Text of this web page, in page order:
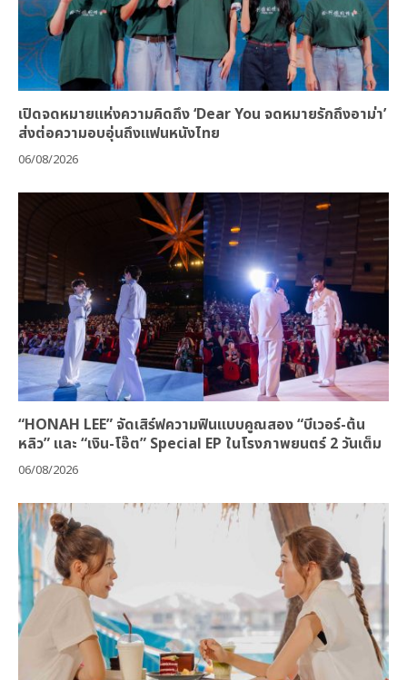
เปิดจดหมายแห่งความคิดถึง ‘Dear You จดหมายรักถึงอาม่า’
ส่งต่อความอบอุ่นถึงแฟนหนังไทย
06/08/2026
“HONAH LEE” จัดเสิร์ฟความฟินแบบคูณสอง “บีเวอร์-ต้น
หลิว” และ “เงิน-โอ๊ต” Special EP ในโรงภาพยนตร์ 2 วันเต็ม
06/08/2026